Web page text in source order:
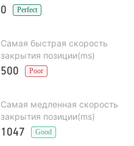
0 Perfect
Самая быстрая скорость
закрытия позиции(ms)
500 Poor
Самая медленная скорость
закрытия позиции(ms)
1047 Good